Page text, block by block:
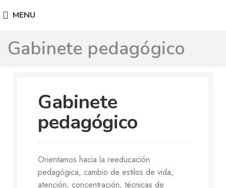
MENU
Gabinete pedagógico
Gabinete
pedagógico
Orientamos hacia la reeducación
pedagógica, cambio de estilos de vida,
atención, concentración, técnicas de